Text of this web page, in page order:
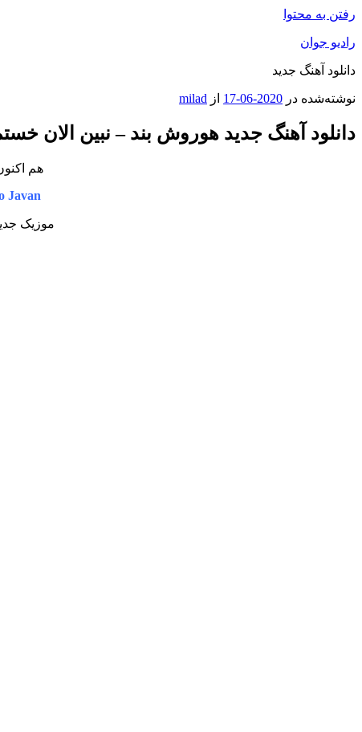
رفتن به محتوا
رادیو جوان
دانلود آهنگ جدید
نوشته‌شده در 2020-06-17 از milad
دانلود آهنگ جدید هوروش بند – نبین الان
هم
Javan
موزیک